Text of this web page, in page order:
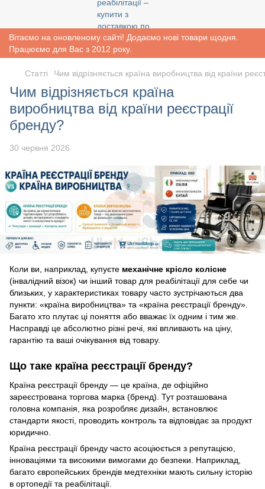
Вітаємо на оновленому сайті! Додаємо нові товари щодня.
Працюємо для Вас з 2012 року.
Статті Чим відрізняється країна виробництва від країни
Чим відрізняється країна
виробництва від країни реєстрації
бренду?
30 червня 2026
Коли ви, наприклад, купуєте механічне крісло колісне
(інвалідний візок) чи інший товар для реабілітації для себе чи
близьких, у характеристиках товару часто зустрічаються два
пункти: «країна виробництва» та «країна реєстрації бренду».
Багато хто плутає ці поняття або вважає їх одним і тим же.
Насправді це абсолютно різні речі, які впливають на ціну,
гарантію та ваші очікування від товару.
Що таке країна реєстрації бренду?
Країна реєстрації бренду — це країна, де офіційно
зареєстрована торгова марка (бренд). Тут розташована
головна компанія, яка розробляє дизайн, встановлює
стандарти якості, проводить контроль та відповідає за продукт
юридично.
Країна реєстрації бренду часто асоціюється з репутацією,
інноваціями та високими вимогами до безпеки. Наприклад,
багато європейських брендів медтехніки мають сильну історію
в ортопедії та реабілітації.